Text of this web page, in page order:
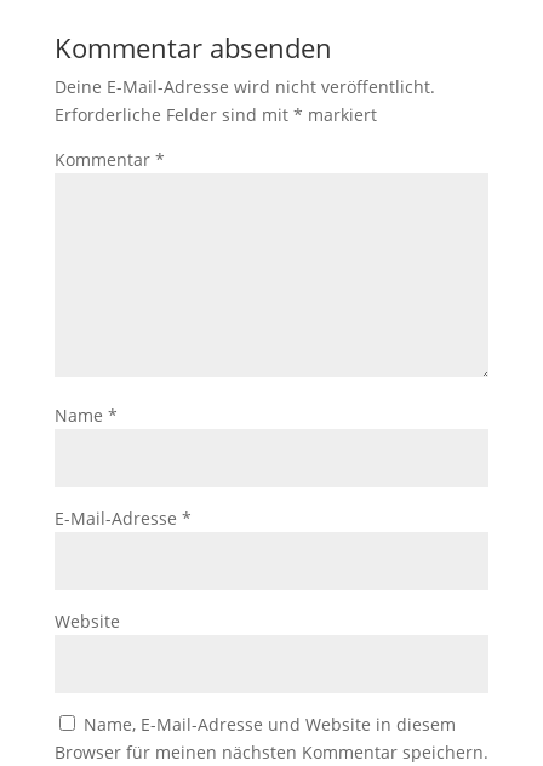
Kommentar absenden
Deine E-Mail-Adresse wird nicht veröffentlicht.
Erforderliche Felder sind mit * markiert
Kommentar *
Name *
E-Mail-Adresse *
Website
Name, E-Mail-Adresse und Website in diesem
Browser für meinen nächsten Kommentar speichern.